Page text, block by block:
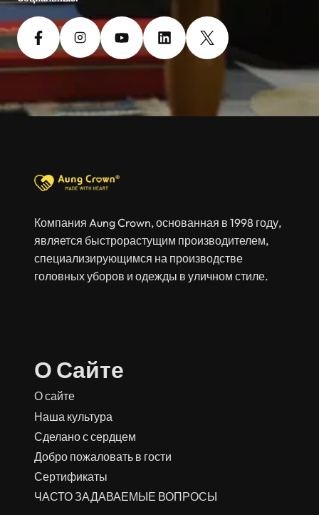
Компания Aung Crown, основанная в 1998 году,
является быстрорастущим производителем,
специализирующимся на производстве
головных уборов и одежды в уличном стиле.
О Сайте
О сайте
Наша культура
Сделано с сердцем
Добро пожаловать в гости
Сертификаты
ЧАСТО ЗАДАВАЕМЫЕ ВОПРОСЫ